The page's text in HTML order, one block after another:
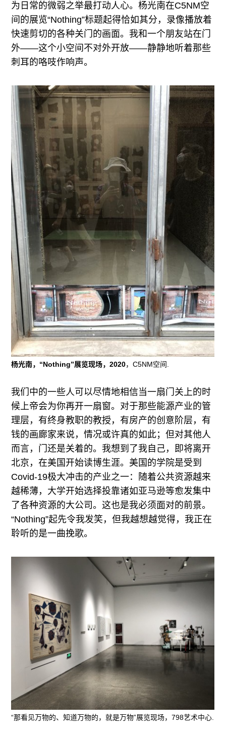
为日常的微弱之举最打动人心。杨光南在C5NM空
间的展览“Nothing”标题起得恰如其分，录像播放着
快速剪切的各种关门的画面。我和一个朋友站在门
外——这个小空间不对外开放——静静地听着那些
刺耳的咯吱作响声。
杨光南，“Nothing”展览现场，2020，C5NM空间.
我们中的一些人可以尽情地相信当一扇门关上的时
候上帝会为你再开一扇窗。对于那些能源产业的管
理层，有终身教职的教授，有房产的创意阶层，有
钱的画廊家来说，情况或许真的如此；但对其他人
而言，门还是关着的。我想到了我自己，即将离开
北京，在美国开始读博生涯。美国的学院是受到
Covid-19极大冲击的产业之一：随着公共资源越来
越稀薄，大学开始选择投靠诸如亚马逊等愈发集中
了各种资源的大公司。这也是我必须面对的前景。
“Nothing”起先令我发笑，但我越想越觉得，我正在
聆听的是一曲挽歌。
“那看见万物的、知道万物的，就是万物”展览现场，798艺术中心.